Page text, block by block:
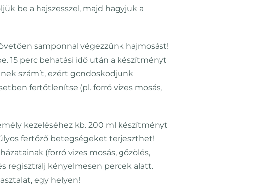
be a hajszesszel, majd hagyjuk a
samponnal végezzünk hajmosást!
15 perc behatási idő után a készítményt
számít, ezért gondoskodjunk
fertőtlenítse (pl. forró vizes mosás,
kezeléséhez kb. 200 ml készítményt
fertőző betegségeket terjeszthet!
(forró vizes mosás, gőzölés,
regisztrálj kényelmesen percek alatt.
egy helyen!